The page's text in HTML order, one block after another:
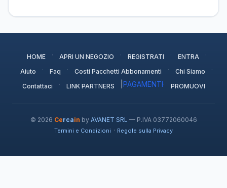
HOME · APRI UN NEGOZIO · REGISTRATI · ENTRA ·
Aiuto · Faq · Costi Pacchetti Abbonamenti · Chi Siamo ·
Contattaci · LINK PARTNERS PAGAMENTI· PROMUOVI
© 2026 Cercain by AVANET SRL — P.IVA 03772060046
Termini e Condizioni · Regole sulla Privacy